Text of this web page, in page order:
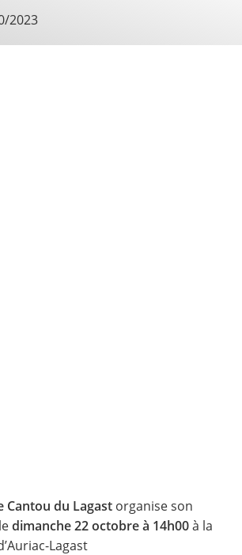
2023
Cantou du Lagast organise son
dimanche 22 octobre à 14h00à la
Lagast